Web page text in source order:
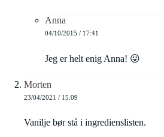
Anna
04/10/2015 / 17:41
Jeg er helt enig Anna! 😛
Morten
23/04/2021 / 15:09
Vanilje bør stå i ingredienslisten.